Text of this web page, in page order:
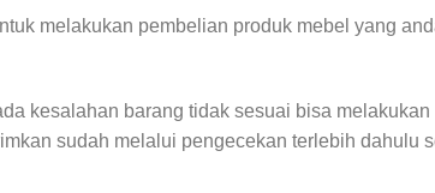
melakukan pembelian produk mebel yang
kesalahan barang tidak sesuai bisa melakukan
sudah melalui pengecekan terlebih dahulu